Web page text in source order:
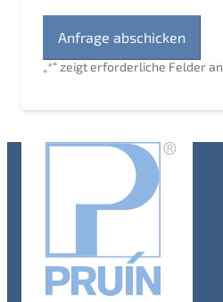
„*“ zeigt erforderliche Felder an